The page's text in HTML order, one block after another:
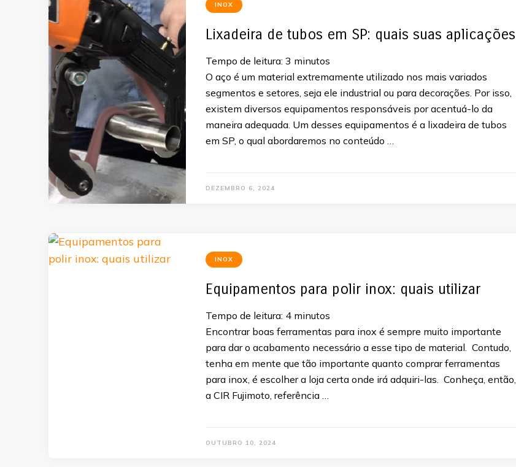
INOX
Lixadeira de tubos em SP: quais suas aplicações
Tempo de leitura: 3 minutos
O aço é um material extremamente utilizado nos mais variados
segmentos e setores, seja ele industrial ou para decorações. Por isso,
existem diversos equipamentos responsáveis por acentuá-lo da
maneira adequada. Um desses equipamentos é a lixadeira de tubos
em SP, o qual abordaremos no conteúdo …
DEZEMBRO 6, 2024
INOX
Equipamentos para polir inox: quais utilizar
Tempo de leitura: 4 minutos
Encontrar boas ferramentas para inox é sempre muito importante
para dar o acabamento necessário a esse tipo de material. Contudo,
tenha em mente que tão importante quanto comprar ferramentas
para inox, é escolher a loja certa onde irá adquiri-las. Conheça, então,
a CIR Fujimoto, referência …
OUTUBRO 10, 2024